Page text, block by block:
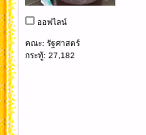
ออฟไลน์
คณะ: รัฐศาสตร์
กระทู้: 27,182